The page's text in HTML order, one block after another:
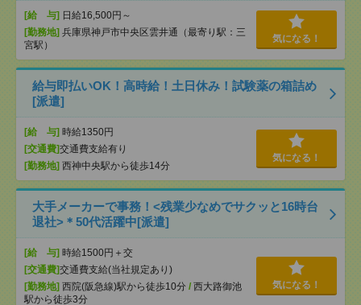
[給 与] 日給16,500円～
[勤務地] 兵庫県神戸市中央区雲井通（最寄り駅：三
宮駅）
気になる！
給与即払いOK！高時給！土日休み！試験薬の箱詰め
[派遣]
[給 与] 時給1350円
[交通費]交通費支給有り
[勤務地] 西神中央駅から徒歩14分
気になる！
大手メーカーで事務！<残業少なめでサクッと16時台
退社>＊50代活躍中[派遣]
[給 与] 時給1500円＋交
[交通費]交通費支給(当社規定あり)
[勤務地] 西院(阪急線)駅から徒歩10分 / 西大路御池
駅から徒歩3分
気になる！